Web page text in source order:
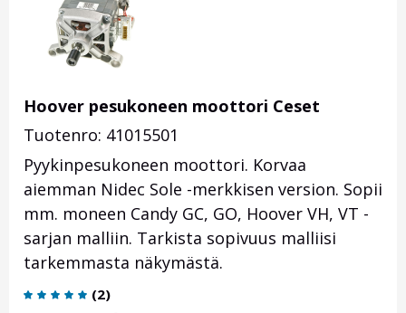
Hoover pesukoneen moottori Ceset
Tuotenro: 41015501
Pyykinpesukoneen moottori. Korvaa
aiemman Nidec Sole -merkkisen version. Sopii
mm. moneen Candy GC, GO, Hoover VH, VT -
sarjan malliin. Tarkista sopivuus malliisi
tarkemmasta näkymästä.
(2)